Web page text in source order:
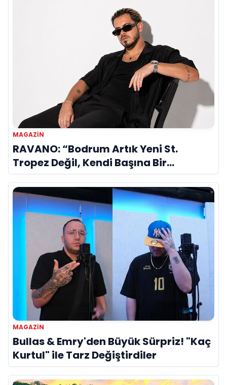
MAGAZIN
RAVANO: “Bodrum Artık Yeni St.
Tropez Değil, Kendi Başına Bir
Referans”
MAGAZIN
Bullas & Emry'den Büyük Sürpriz! "Kaç
Kurtul" ile Tarz Değiştirdiler